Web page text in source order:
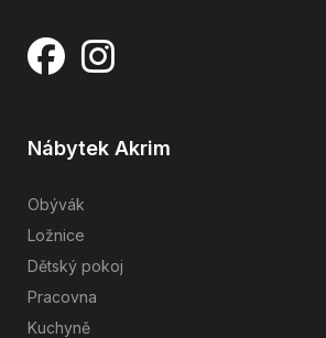
Nábytek Akrim
Obývák
Ložnice
Dětský pokoj
Pracovna
Kuchyně